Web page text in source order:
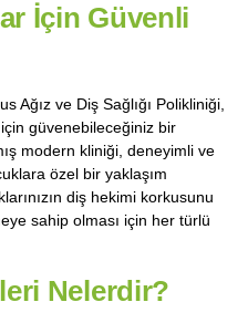
İçin Güvenli
Ağız ve Diş Sağlığı Polikliniği,
için güvenebileceğiniz bir
modern kliniği, deneyimli ve
özel bir yaklaşım
diş hekimi korkusunu
sahip olması için her türlü
Nelerdir?